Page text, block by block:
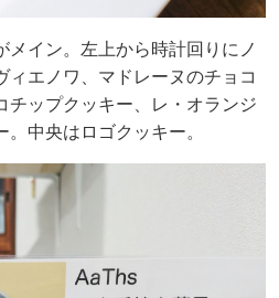
メイン。左上から時計回りにノ
ィエノワ、マドレーヌのチョコ
チップクッキー、レ・オランジ
中央はロゴクッキー。